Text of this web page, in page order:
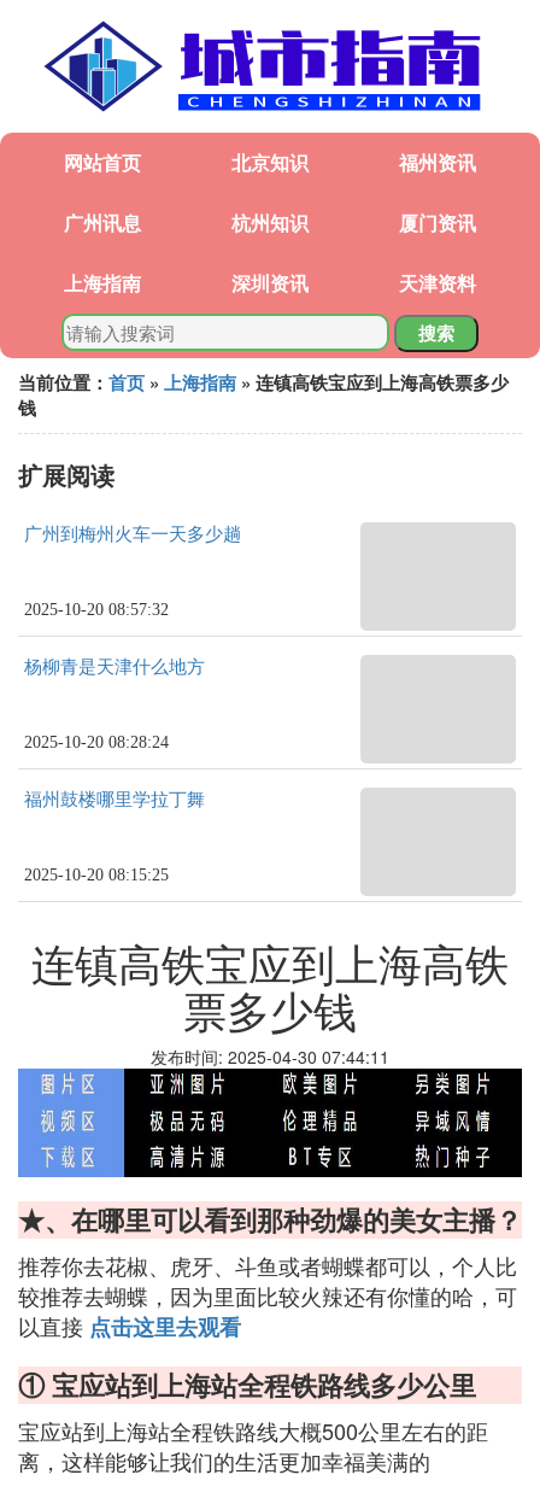
网站首页 北京知识 福州资讯
广州讯息 杭州知识 厦门资讯
上海指南 深圳资讯 天津资料
搜索
当前位置： 首页 » 上海指南 » 连镇高铁宝应到上海高铁票多少
钱
扩展阅读
广州到梅州火车一天多少趟
2025-10-20 08:57:32
杨柳青是天津什么地方
2025-10-20 08:28:24
福州鼓楼哪里学拉丁舞
2025-10-20 08:15:25
连镇高铁宝应到上海高铁
票多少钱
发布时间: 2025-04-30 07:44:11
★、在哪里可以看到那种劲爆的美女主播？
推荐你去花椒、虎牙、斗鱼或者蝴蝶都可以，个人比
较推荐去蝴蝶，因为里面比较火辣还有你懂的哈，可
以直接 点击这里去观看
① 宝应站到上海站全程铁路线多少公里
宝应站到上海站全程铁路线大概500公里左右的距
离，这样能够让我们的生活更加幸福美满的